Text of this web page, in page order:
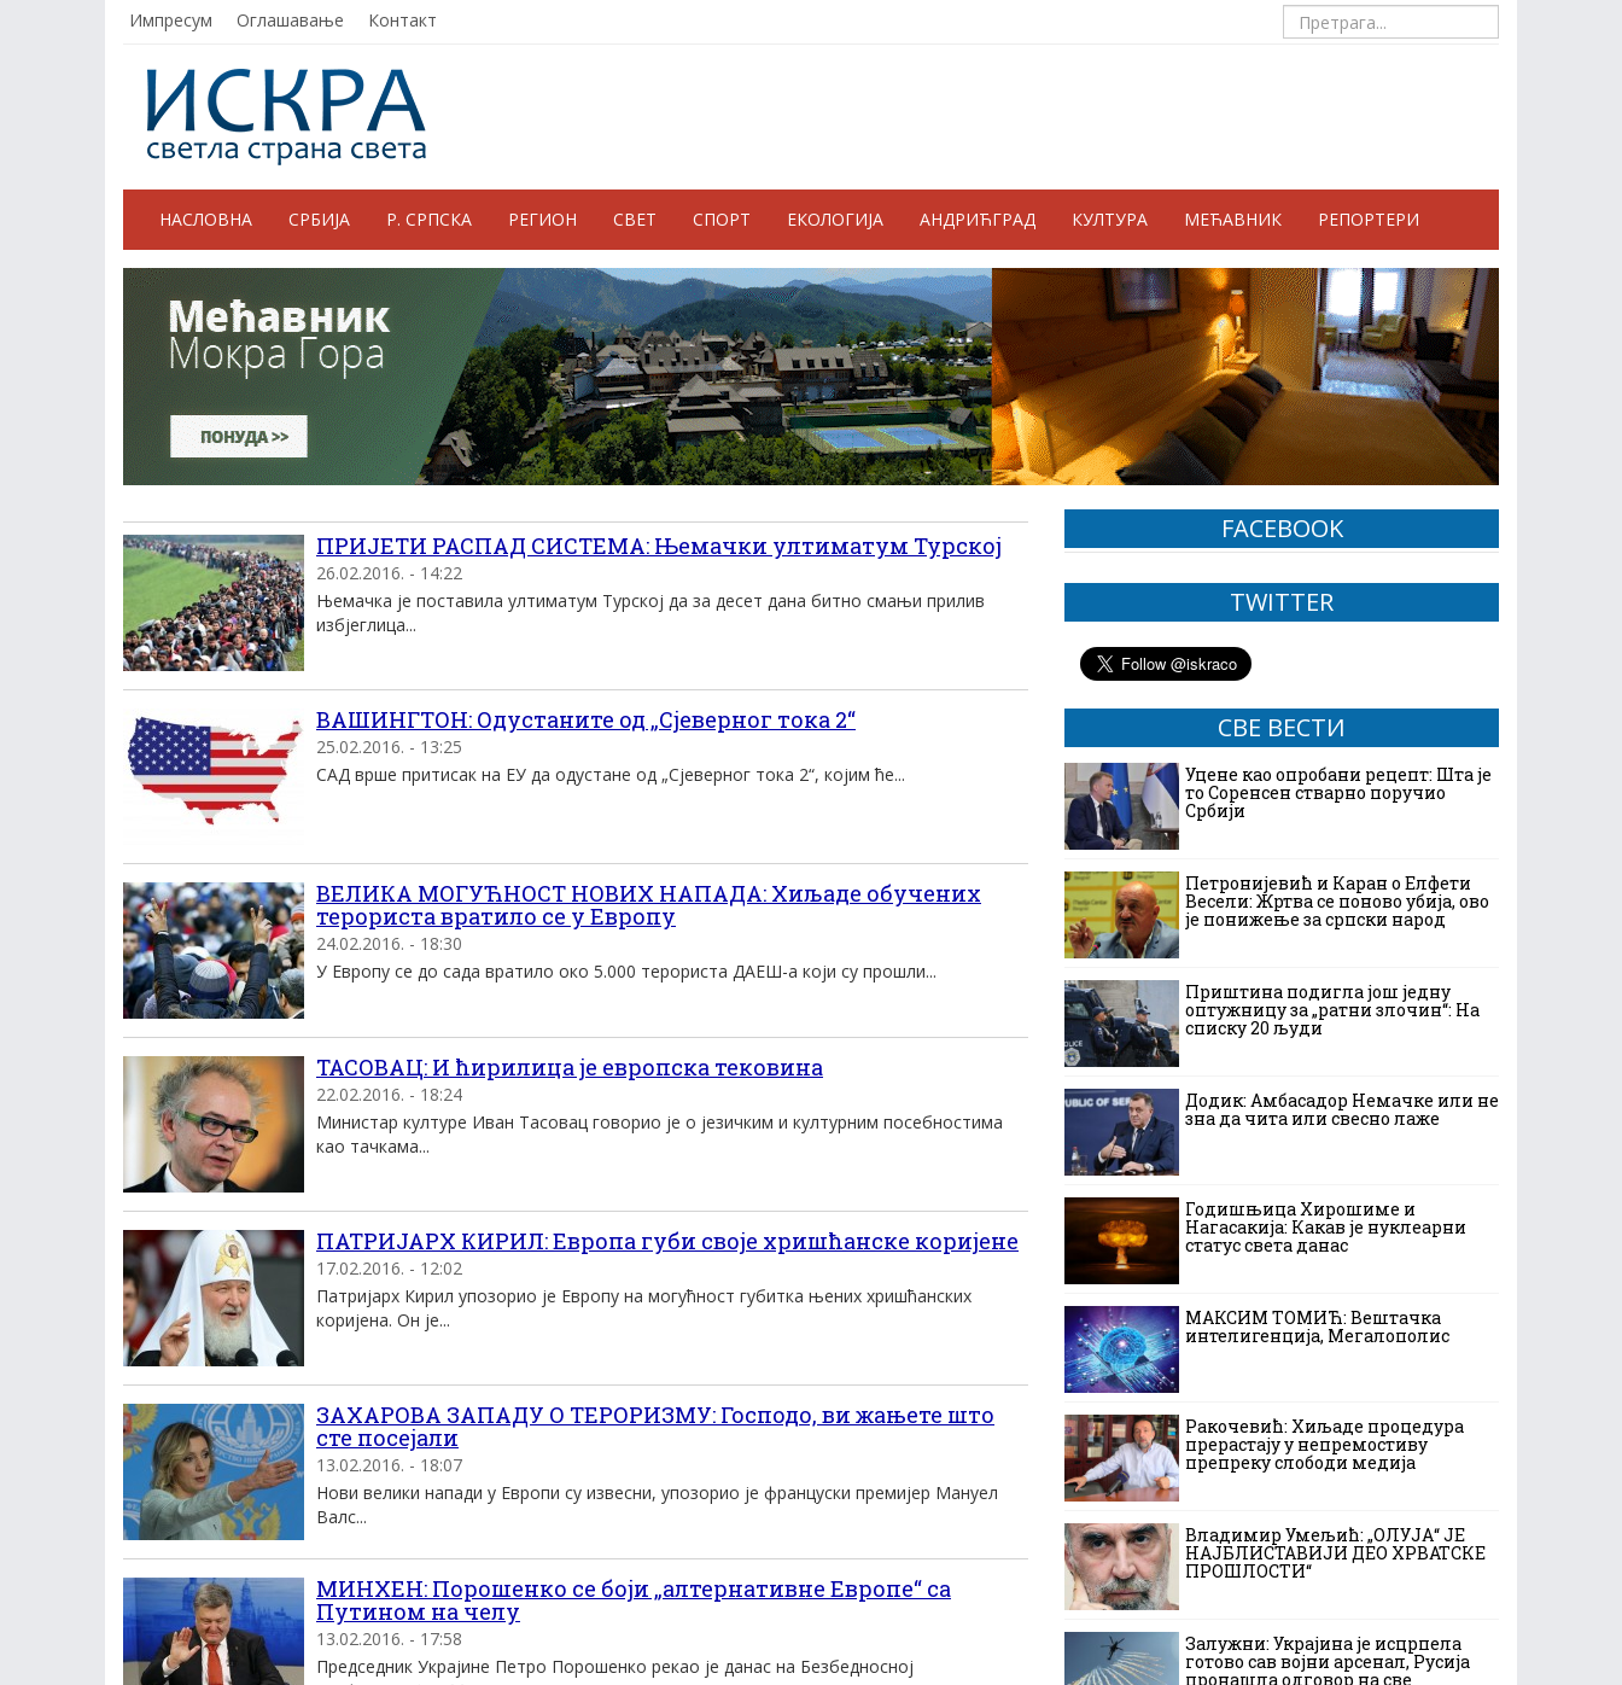
Импресум Оглашавање Контакт
НАСЛОВНА СРБИЈА Р. СРПСКА РЕГИОН СВЕТ СПОРТ ЕКОЛОГИЈА АНДРИЋГРАД КУЛТУРА МЕЋАВНИК РЕПОРТЕРИ
ПРИЈЕТИ РАСПАД СИСТЕМА: Њемачки ултиматум Турској
26.02.2016. - 14:22
Њемачка је поставила ултиматум Турској да за десет дана битно смањи прилив
избјеглица...
ВАШИНГТОН: Одустаните од „Сјеверног тока 2“
25.02.2016. - 13:25
САД врше притисак на ЕУ да одустане од „Сјеверног тока 2“, којим ће...
ВЕЛИКА МОГУЋНОСТ НОВИХ НАПАДА: Хиљаде обучених
терориста вратило се у Европу
24.02.2016. - 18:30
У Европу се до сада вратило око 5.000 терориста ДАЕШ-а који су прошли...
ТАСОВАЦ: И ћирилица је европска тековина
22.02.2016. - 18:24
Министар културе Иван Тасовац говорио је о језичким и културним посебностима
као тачкама...
ПАТРИЈАРХ КИРИЛ: Европа губи своје хришћанске коријене
17.02.2016. - 12:02
Патријарх Кирил упозорио је Европу на могућност губитка њених хришћанских
коријена. Он је...
ЗАХАРОВА ЗАПАДУ О ТЕРОРИЗМУ: Господо, ви жањете што
сте посејали
13.02.2016. - 18:07
Нови велики напади у Европи су извесни, упозорио је француски премијер Мануел
Валс...
МИНХЕН: Порошенко се боји „алтернативне Европе“ са
Путином на челу
13.02.2016. - 17:58
Председник Украjине Петро Порошенко рекао jе данас на Безбедносноj
FACEBOOK
TWITTER
СВЕ ВЕСТИ
Уцене као опробани рецепт: Шта је
то Соренсен стварно поручио
Србији
Петронијевић и Каран о Елфети
Весели: Жртва се поново убија, ово
је понижење за српски народ
Приштина подигла још једну
оптужницу за „ратни злочин“: На
списку 20 људи
Додик: Амбасадор Немачке или не
зна да чита или свесно лаже
Годишњица Хирошиме и
Нагасакија: Какав је нуклеарни
статус света данас
МАКСИМ ТОМИЋ: Вештачка
интелигенција, Мегалополис
Ракочевић: Хиљаде процедура
прерастају у непремостиву
препреку слободи медија
Владимир Умељић: „ОЛУЈА“ ЈЕ
НАЈБЛИСТАВИЈИ ДЕО ХРВАТСКЕ
ПРОШЛОСТИ“
Залужни: Украјина је исцрпела
готово сав војни арсенал, Русија
пронашла одговор на све